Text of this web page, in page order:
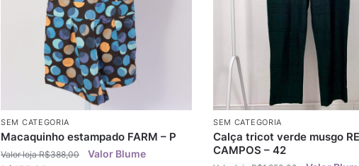
SEM CATEGORIA
Macaquinho estampado FARM – P
R$388,00
SEM CATEGORIA
Calça tricot verde musgo
CAMPOS – 42